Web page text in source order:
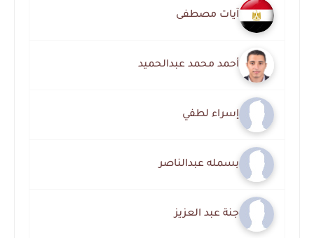
آيات مصطفى
أحمد محمد عبدالحميد
إسراء لطفي
بسمله عبدالناصر
جنة عبد العزيز